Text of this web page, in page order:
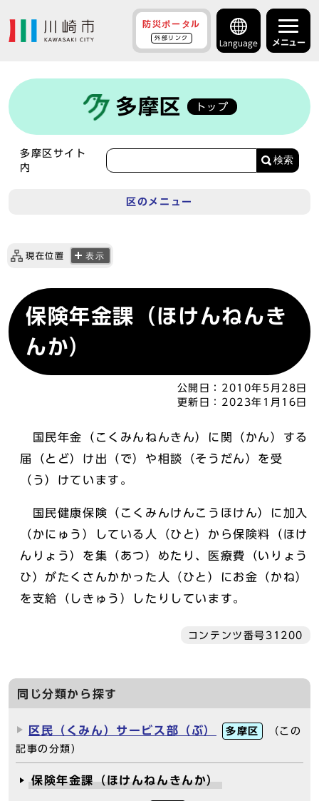
防災ポータル
外部リンク
Language メニュー
多摩区 トップ
多摩区サイト
内
検索
区のメニュー
現在位置 表示
保険年金課（ほけんねんき
んか）
公開日： 2010年5月28日
更新日： 2023年1月16日
国民年金（こくみんねんきん）に関（かん）する
届（とど）け出（で）や相談（そうだん）を受
（う）けています。
国民健康保険（こくみんけんこうほけん）に加入
（かにゅう）している人（ひと）から保険料（ほけ
んりょう）を集（あつ）めたり、医療費（いりょう
ひ）がたくさんかかった人（ひと）にお金（かね）
を支給（しきゅう）したりしています。
コンテンツ番号31200
同じ分類から探す
区民（くみん）サービス部（ぶ） 多摩区
（この
記事の分類）
保険年金課（ほけんねんきんか）